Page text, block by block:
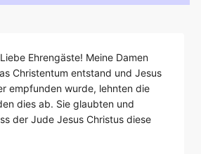
Ehrengäste! Meine Damen
Christentum entstand und Jesus
empfunden wurde, lehnten die
dies ab. Sie glaubten und
der Jude Jesus Christus diese